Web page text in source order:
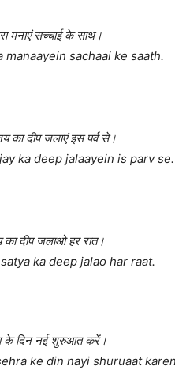
मनाएं सच्चाई के साथ।
sachaai ke saath.
का दीप जलाएं इस पर्व से।
ka deep jalaayein is parv se.
दीप जलाओ हर रात।
ka deep jalao har raat.
दशहरा के दिन नई शुरुआत करें।
ke din nayi shuruaat karen